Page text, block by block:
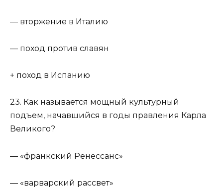
— вторжение в Италию
— поход против славян
+ поход в Испанию
23. Как называется мощный культурный
подъем, начавшийся в годы правления Карла
Великого?
— «франкский Ренессанс»
— «варварский рассвет»